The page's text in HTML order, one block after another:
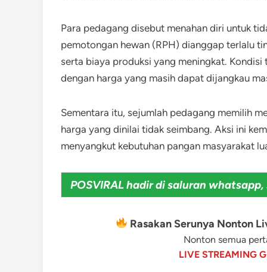
Para pedagang disebut menahan diri untuk
pemotongan hewan (RPH) dianggap terlalu
serta biaya produksi yang meningkat.
dengan harga yang masih dapat dijangkau
Sementara itu, sejumlah pedagang memilih
harga yang dinilai tidak seimbang. Aksi ini
menyangkut kebutuhan pangan masyarakat
POSVIRAL hadir di saluran
Rasakan Serunya Nonton
Nonton semua
LIVE STREAMING